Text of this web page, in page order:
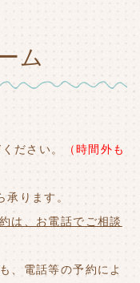
ム
ださい。
（時間外も
承ります。
は、お電話でご相談
、電話等の予約によ